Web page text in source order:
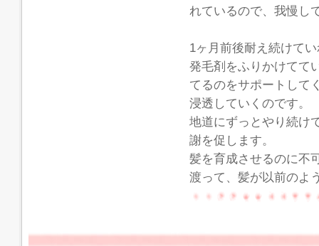
れているので、我慢し
1ヶ月前後耐え続けて
発毛剤をふりかけてて
てるのをサポートして
浸透していくのです。
地道にずっとやり続け
謝を促します。
髪を育成させるのに不
渡って、髪が以前のよ